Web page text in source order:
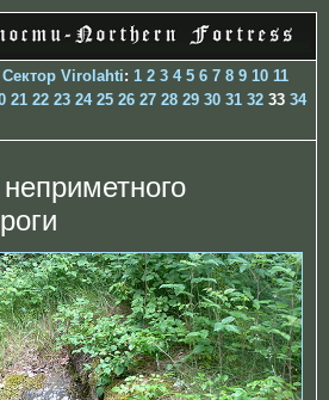
Сектор Virolahti: 1 2 3 4 5 6 7 8 9 10 11
21 22 23 24 25 26 27 28 29 30 31 32 33 34